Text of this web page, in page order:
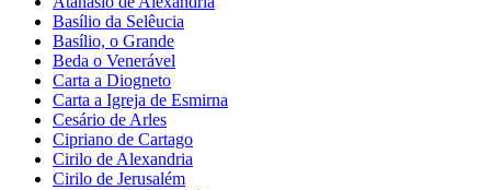
Basílio da Selêucia
Basílio, o Grande
Beda o Venerável
Carta a Diogneto
Carta a Igreja de Esmirna
Cesário de Arles
Cipriano de Cartago
Cirilo de Alexandria
Cirilo de Jerusalém